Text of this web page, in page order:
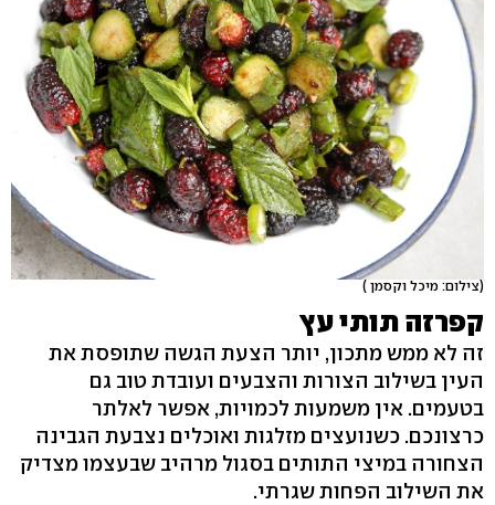
(צילום: מיכל וקסמן )
קפרזה תותי עץ
זה לא ממש מתכון, יותר הצעת הגשה שתופסת את
העין בשילוב הצורות והצבעים ועובדת טוב גם
בטעמים. אין משמעות לכמויות, אפשר לאלתר
כרצונכם. כשנועצים מזלגות ואוכלים נצבעת הגבינה
הצחורה במיצי התותים בסגול מרהיב שבעצמו מצדיק
את השילוב הפחות שגרתי.